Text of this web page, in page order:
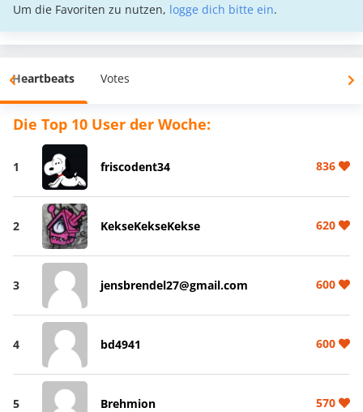
Um die Favoriten zu nutzen, logge dich bitte ein.
Heartbeats Votes
Die Top 10 User der Woche:
1 friscodent34 836
2 KekseKekseKekse 620
3 jensbrendel27@gmail.com 600
4 bd4941 600
5 Brehmion 570